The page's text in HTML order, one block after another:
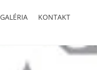
GALÉRIA
KONTAKT